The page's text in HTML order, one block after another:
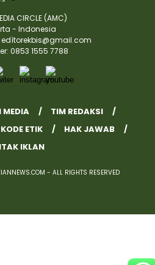
CIRCLE (AMC)
- Indonesia
edìtorekbis@gmail.com
0853 1555 7788
MEDIA
TIM REDAKSI
KODE ETIK
HAK JAWAB
IKLAN
- ALL RIGHTS RESERVED